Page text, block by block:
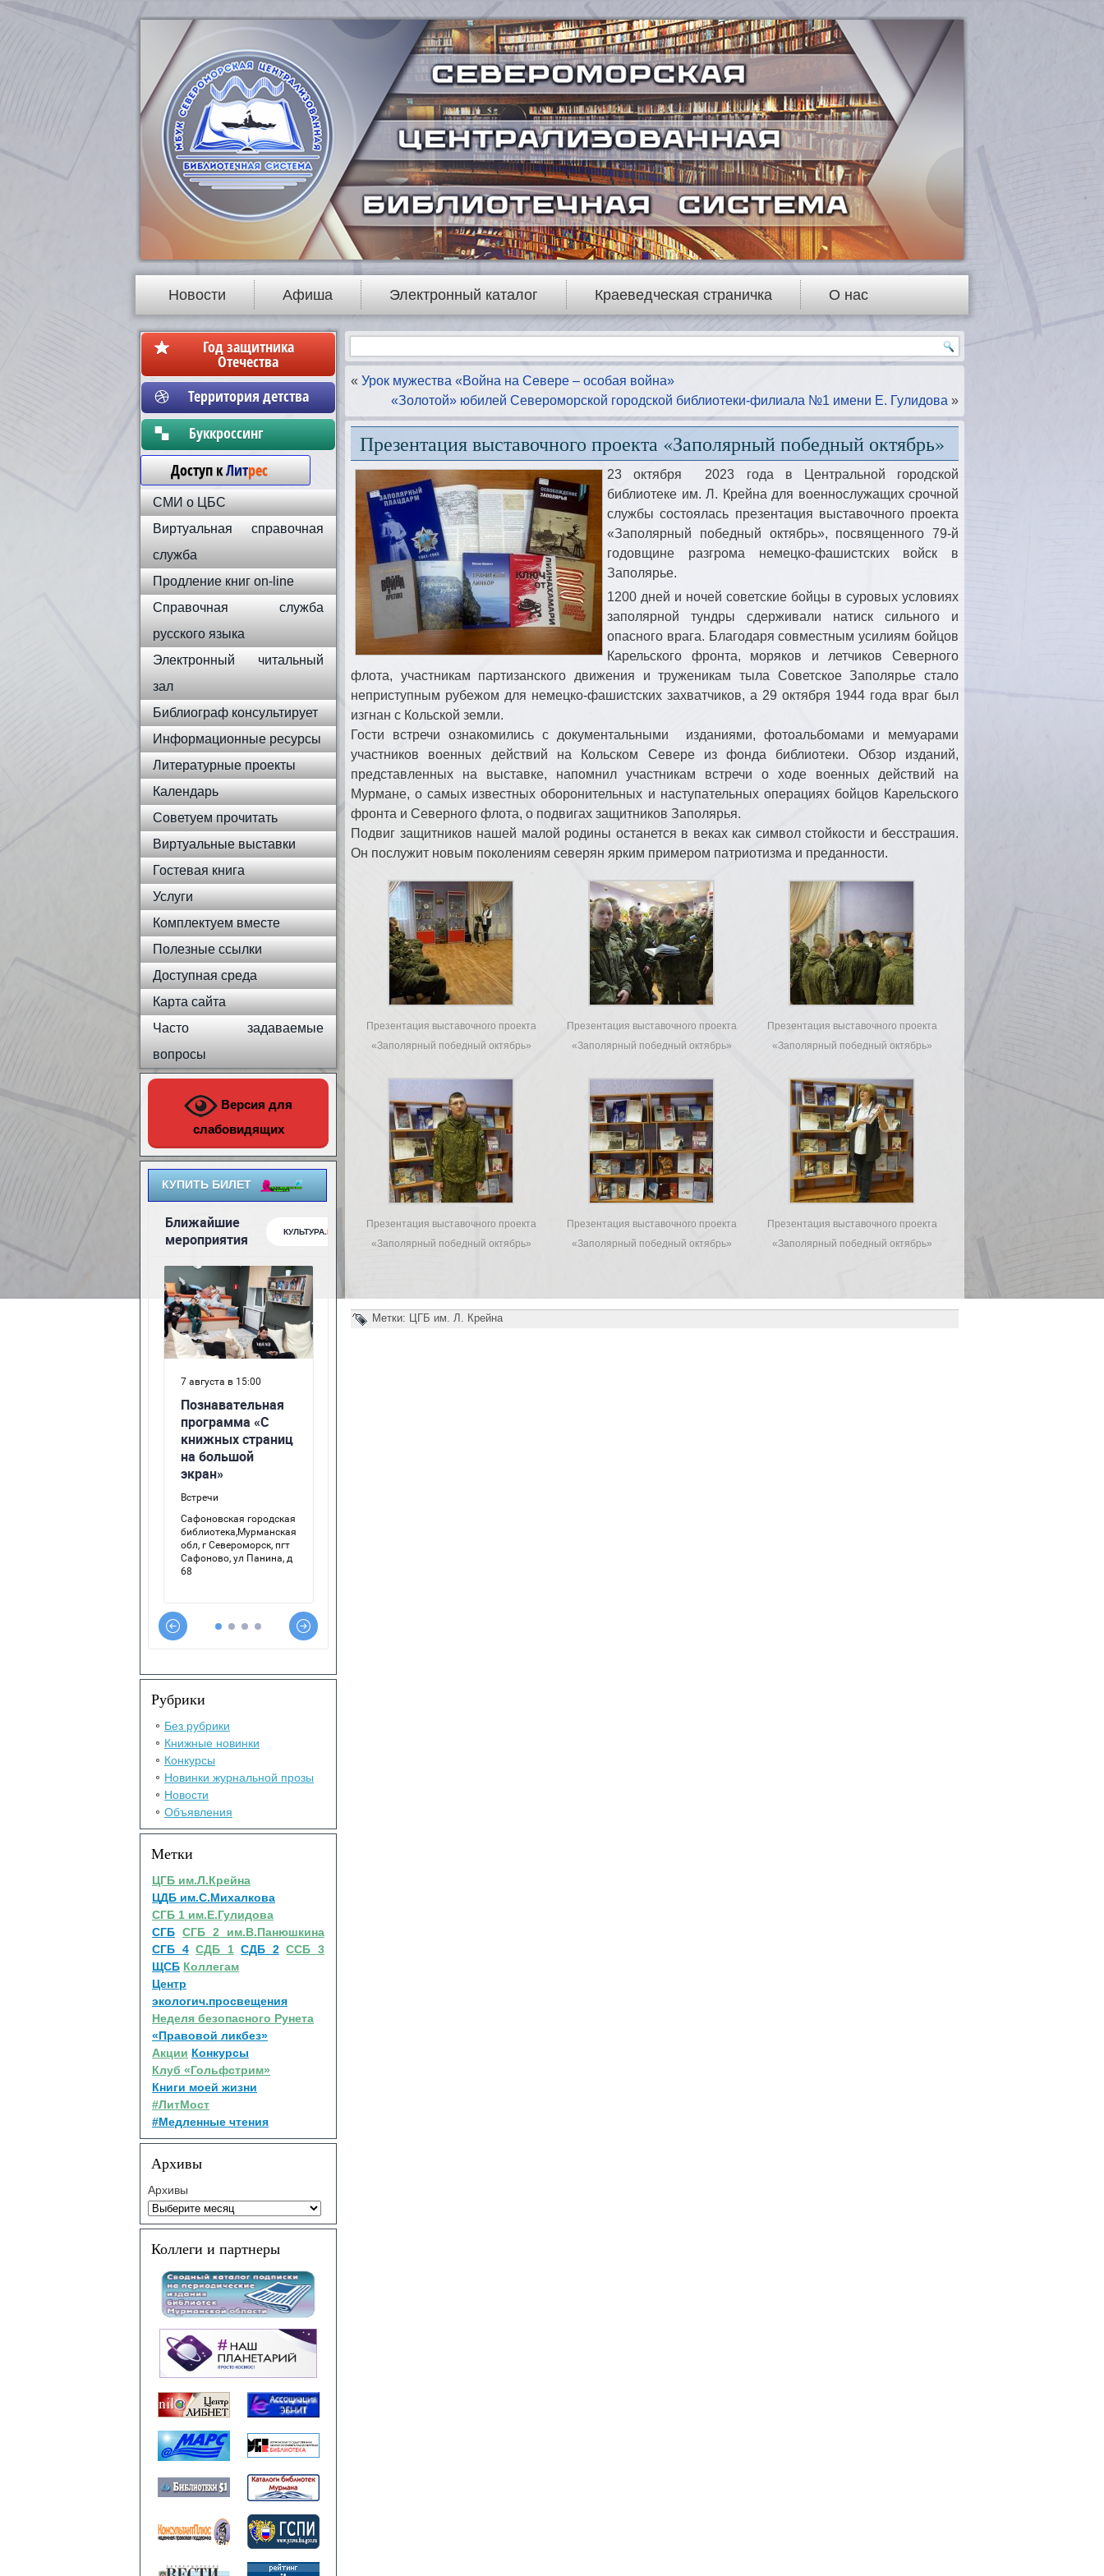
Новости Афиша Электронный каталог Краеведческая страничка О нас
Год защитника
Отечества
Территория детства
Бyккpoccинг
Доступ кЛитрес
СМИ о ЦБС
Виртуальная справочная
служба
Продление книг on-line
Справочная служба
русского языка
Электронный читальный
зал
Библиограф консультирует
Информационные ресурсы
Литературные проекты
Календарь
Советуем прочитать
Виртуальные выставки
Гостевая книга
Услуги
Комплектуем вместе
Полезные ссылки
Доступная среда
Карта сайта
Часто задаваемые
вопросы
Версия для
слабовидящих
КУПИТЬ БИЛЕТ
Рубрики
Без рубрики
Книжные новинки
Конкурсы
Новинки журнальной прозы
Новости
Объявления
Метки
ЦГБ им.Л.Крейна
ЦДБ им.С.Михалкова
СГБ 1 им.Е.Гулидова
СГБ СГБ 2 им.В.Панюшкина
СГБ 4 СДБ 1 СДБ 2 ССБ 3
ЩСБ Коллегам
Центр
экологич.просвещения
Неделя безопасного Рунета
«Правовой ликбез»
Акции Конкурсы
Клуб «Гольфстрим»
Книги моей жизни
#ЛитМост
#Медленные чтения
Архивы
Архивы
Коллеги и партнеры
« Урок мужества «Война на Севере – особая война»
«Золотой» юбилей Североморской городской библиотеки-филиала №1 имени Е. Гулидова »
Презентация выставочного проекта «Заполярный победный октябрь»
23 октября 2023 года в Центральной городской
библиотеке им. Л. Крейна для военнослужащих срочной
службы состоялась презентация выставочного проекта
«Заполярный победный октябрь», посвященного 79-й
годовщине разгрома немецко-фашистских войск в
Заполярье.
1200 дней и ночей советские бойцы в суровых условиях
заполярной тундры сдерживали натиск сильного и
опасного врага. Благодаря совместным усилиям бойцов
Карельского фронта, моряков и летчиков Северного
флота, участникам партизанского движения и труженикам тыла Советское Заполярье стало
неприступным рубежом для немецко-фашистских захватчиков, а 29 октября 1944 года враг был
изгнан с Кольской земли.
Гости встречи ознакомились с документальными изданиями, фотоальбомами и мемуарами
участников военных действий на Кольском Севере из фонда библиотеки. Обзор изданий,
представленных на выставке, напомнил участникам встречи о ходе военных действий на
Мурмане, о самых известных оборонительных и наступательных операциях бойцов Карельского
фронта и Северного флота, о подвигах защитников Заполярья.
Подвиг защитников нашей малой родины останется в веках как символ стойкости и бесстрашия.
Он послужит новым поколениям северян ярким примером патриотизма и преданности.
Презентация выставочного проекта
«Заполярный победный октябрь»
Презентация выставочного проекта
«Заполярный победный октябрь»
Презентация выставочного проекта
«Заполярный победный октябрь»
Презентация выставочного проекта
«Заполярный победный октябрь»
Презентация выставочного проекта
«Заполярный победный октябрь»
Презентация выставочного проекта
«Заполярный победный октябрь»
Метки: ЦГБ им. Л. Крейна